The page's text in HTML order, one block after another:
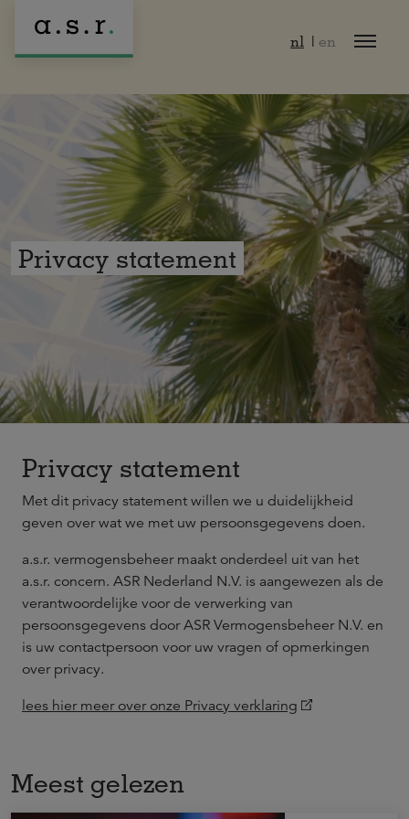
nl en
Privacy statement
Privacy statement
Met dit privacy statement willen we u duidelijkheid
geven over wat we met uw persoonsgegevens doen.
a.s.r. vermogensbeheer maakt onderdeel uit van het
a.s.r. concern. ASR Nederland N.V. is aangewezen als de
verantwoordelijke voor de verwerking van
persoonsgegevens door ASR Vermogensbeheer N.V. en
is uw contactpersoon voor uw vragen of opmerkingen
over privacy.
lees hier meer over onze Privacy verklaring
Meest gelezen